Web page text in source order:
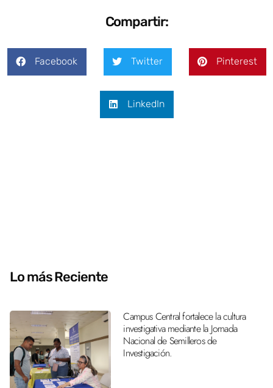
Compartir:
Facebook Twitter Pinterest
LinkedIn
Lo más Reciente
Campus Central fortalece la cultura
investigativa mediante la Jornada
Nacional de Semilleros de
Investigación.